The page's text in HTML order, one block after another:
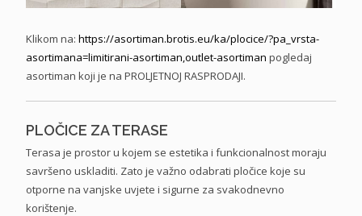
Klikom na:https://asortiman.brotis.eu/ka/plocice/?pa_vrsta-
asortimana=limitirani-asortiman,outlet-asortiman pogledaj
asortiman koji je na PROLJETNOJ RASPRODAJI.
PLOČICE ZA TERASE
Terasa je prostor u kojem se estetika i funkcionalnost moraju
savršeno uskladiti. Zato je važno odabrati pločice koje su
otporne na vanjske uvjete i sigurne za svakodnevno
korištenje.